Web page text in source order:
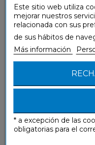
¿Tienes alguna
Este sitio web utiliza
mejorar nuestros
relacionada con sus
de sus hábitos de
Más información
* a excepción de las
obligatorias para el